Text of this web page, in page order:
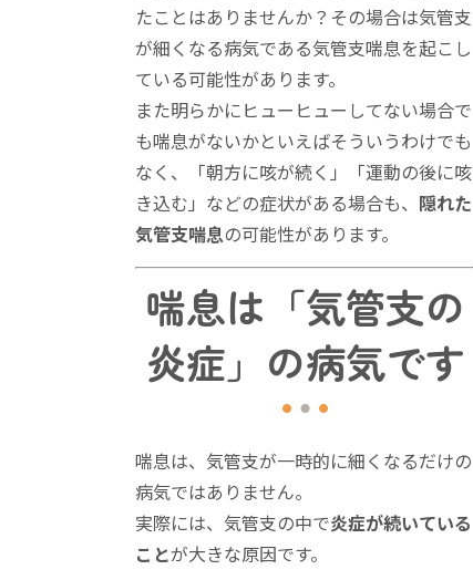
たことはありませんか？その場合は気管支
が細くなる病気である気管支喘息を起こし
ている可能性があります。
また明らかにヒューヒューしてない場合で
も喘息がないかといえばそういうわけでも
なく、「朝方に咳が続く」「運動の後に咳
き込む」などの症状がある場合も、 隠れた
気管支喘息の可能性があります。
喘息は「気管支の
炎症」の病気です
喘息は、気管支が一時的に細くなるだけの
病気ではありません。
実際には、気管支の中で炎症が続いている
ことが大きな原因です。